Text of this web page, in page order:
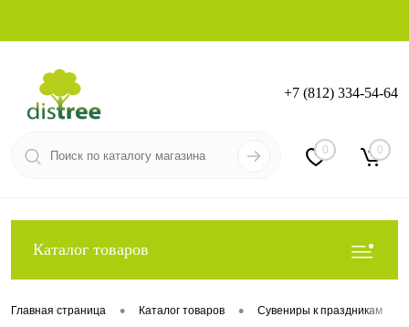
Вход Регистрация
+7 (812) 334-54-64
0 0
Каталог товаров
Главная страница • Каталог товаров • Сувениры к праздникам